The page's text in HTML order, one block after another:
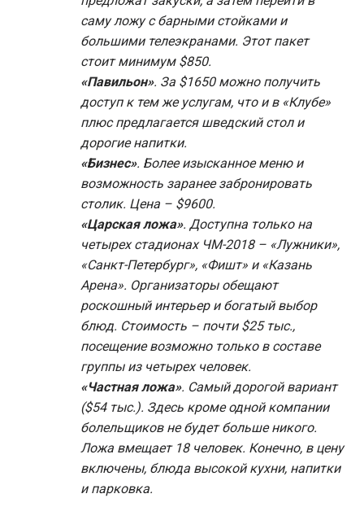
саму ложу с барными стойками и
большими телеэкранами. Этот пакет
стоит минимум $850.
«Павильон». За $1650 можно получить
доступ к тем же услугам, что и в «Клубе»
плюс предлагается шведский стол и
дорогие напитки.
«Бизнес». Более изысканное меню и
возможность заранее забронировать
столик. Цена – $9600.
«Царская ложа». Доступна только на
четырех стадионах ЧМ-2018 – «Лужники»,
«Санкт-Петербург», «Фишт» и «Казань
Арена». Организаторы обещают
роскошный интерьер и богатый выбор
блюд. Стоимость – почти $25 тыс.,
посещение возможно только в составе
группы из четырех человек.
«Частная ложа». Самый дорогой вариант
($54 тыс.). Здесь кроме одной компании
болельщиков не будет больше никого.
Ложа вмещает 18 человек. Конечно, в цену
включены, блюда высокой кухни, напитки
и парковка.